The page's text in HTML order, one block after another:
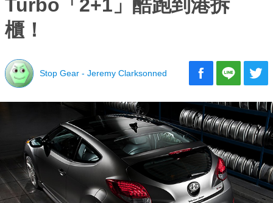
Turbo「2+1」酷跑到港拆
櫃！
Stop Gear - Jeremy Clarksonned